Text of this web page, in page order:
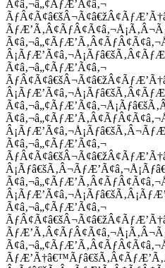
Ã¢â‚¬â„¢ÃƒÆ’Ã¢â‚¬
Ã¢â‚¬â„¢ÃƒÆ’Ã¢â‚¬
Ã¢â‚¬â„¢ÃƒÆ’Ã¢â‚¬
Ã¢â‚¬â„¢ÃƒÆ’Ã¢â‚¬